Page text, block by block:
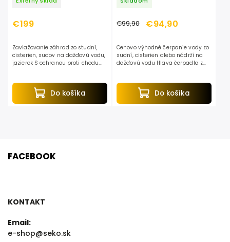
€199
Do košíka
Zavlažovanie záhrad zo studní,
cisterien, sudov na dažďovú vodu,
jazierok S ochranou proti chodu
Patentovaný, ľahko čistiteľný...
€99,90 €94,90
Do košíka
Cenovo výhodné čerpanie vody zo
sudní, cisterien alebo nádrží na
dažďovú vodu Hlava čerpadla z
mobilné...
FACEBOOK
KONTAKT
Email:
e-shop@seko.sk